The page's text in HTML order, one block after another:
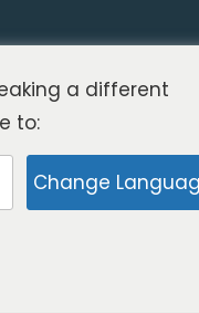
a different
to:
Change